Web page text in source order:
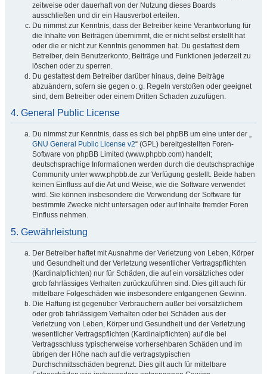
zeitweise oder dauerhaft von der Nutzung dieses Boards
ausschließen und dir ein Hausverbot erteilen.
Du nimmst zur Kenntnis, dass der Betreiber keine Verantwortung für
die Inhalte von Beiträgen übernimmt, die er nicht selbst erstellt hat
oder die er nicht zur Kenntnis genommen hat. Du gestattest dem
Betreiber, dein Benutzerkonto, Beiträge und Funktionen jederzeit zu
löschen oder zu sperren.
Du gestattest dem Betreiber darüber hinaus, deine Beiträge
abzuändern, sofern sie gegen o. g. Regeln verstoßen oder geeignet
sind, dem Betreiber oder einem Dritten Schaden zuzufügen.
4. General Public License
Du nimmst zur Kenntnis, dass es sich bei phpBB um eine unter der „
GNU General Public License v2“ (GPL) bereitgestellten Foren-
Software von phpBB Limited (www.phpbb.com) handelt;
deutschsprachige Informationen werden durch die deutschsprachige
Community unter www.phpbb.de zur Verfügung gestellt. Beide haben
keinen Einfluss auf die Art und Weise, wie die Software verwendet
wird. Sie können insbesondere die Verwendung der Software für
bestimmte Zwecke nicht untersagen oder auf Inhalte fremder Foren
Einfluss nehmen.
5. Gewährleistung
Der Betreiber haftet mit Ausnahme der Verletzung von Leben, Körper
und Gesundheit und der Verletzung wesentlicher Vertragspflichten
(Kardinalpflichten) nur für Schäden, die auf ein vorsätzliches oder
grob fahrlässiges Verhalten zurückzuführen sind. Dies gilt auch für
mittelbare Folgeschäden wie insbesondere entgangenen Gewinn.
Die Haftung ist gegenüber Verbrauchern außer bei vorsätzlichem
oder grob fahrlässigem Verhalten oder bei Schäden aus der
Verletzung von Leben, Körper und Gesundheit und der Verletzung
wesentlicher Vertragspflichten (Kardinalpflichten) auf die bei
Vertragsschluss typischerweise vorhersehbaren Schäden und im
übrigen der Höhe nach auf die vertragstypischen
Durchschnittsschäden begrenzt. Dies gilt auch für mittelbare